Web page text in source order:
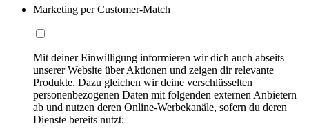
Marketing per Customer-Match
Mit deiner Einwilligung informieren wir dich auch abseits
unserer Website über Aktionen und zeigen dir relevante
Produkte. Dazu gleichen wir deine verschlüsselten
personenbezogenen Daten mit folgenden externen Anbietern
ab und nutzen deren Online-Werbekanäle, sofern du deren
Dienste bereits nutzt: